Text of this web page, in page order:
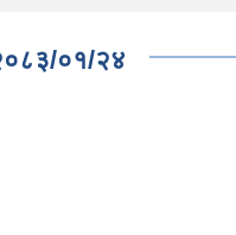
०१/२४